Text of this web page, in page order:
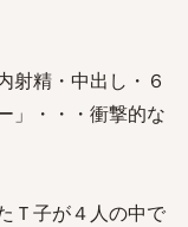
射精・中出し・６
」・・・衝撃的な
Ｔ子が４人の中で